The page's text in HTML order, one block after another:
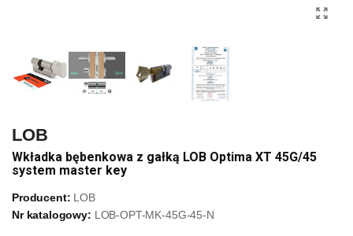
LOB
Wkładka bębenkowa z gałką LOB Optima XT 45G/45
system master key
Producent: LOB
Nr katalogowy: LOB-OPT-MK-45G-45-N